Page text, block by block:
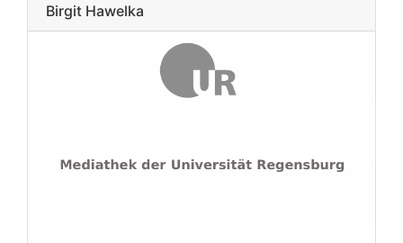
Birgit Hawelka